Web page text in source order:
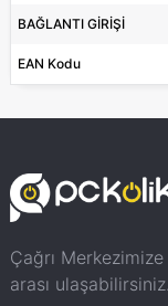
BAĞLANTI GİRİŞİ
EAN Kodu
Çağrı
arası ulaşabilirsiniz.